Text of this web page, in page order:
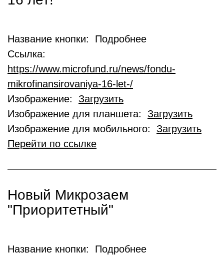
Название кнопки: Подробнее
Ссылка:
https://www.microfund.ru/news/fondu-
mikrofinansirovaniya-16-let-/
Изображение: Загрузить
Изображение для планшета: Загрузить
Изображение для мобильного: Загрузить
Перейти по ссылке
Новый Микрозаем
"Приоритетный"
Название кнопки: Подробнее